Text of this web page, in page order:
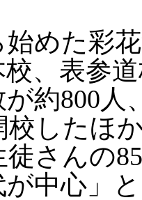
めた彩
、表参
約800人
校したほ
さんの
が中心」